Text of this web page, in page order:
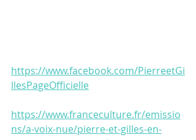
https://www.facebook.com/PierreetGi
llesPageOfficielle
https://www.franceculture.fr/emissio
ns/a-voix-nue/pierre-et-gilles-en-